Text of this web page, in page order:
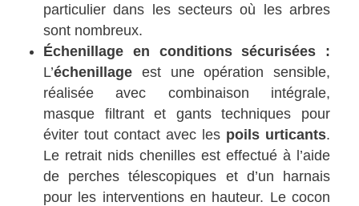
particulier dans les secteurs où les arbres
sont nombreux.
Échenillage en conditions sécurisées :
L’échenillage est une opération sensible,
réalisée avec combinaison intégrale,
masque filtrant et gants techniques pour
éviter tout contact avec les poils urticants.
Le retrait nids chenilles est effectué à l’aide
de perches télescopiques et d’un harnais
pour les interventions en hauteur. Le cocon